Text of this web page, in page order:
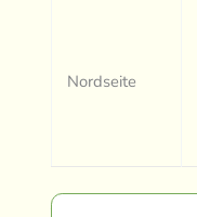
Nordseite